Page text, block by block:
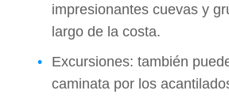
impresionantes cuevas y
largo de la costa.
Excursiones: también
caminata por los